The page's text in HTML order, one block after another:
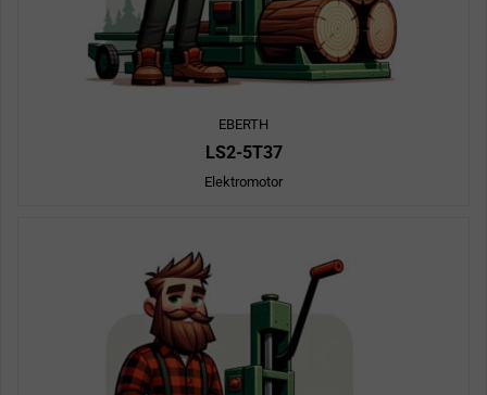
EBERTH
LS2-5T37
Elektromotor